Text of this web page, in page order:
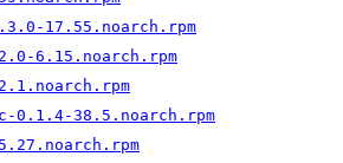
17.55.noarch.rpm
6.15.noarch.rpm
0.1.4-38.5.noarch.rpm